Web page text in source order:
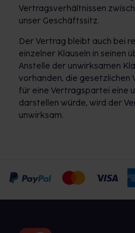
Vertragsverhältnissen
unser Geschäftssitz.
Der Vertrag bleibt auch bei
einzelner Klauseln in seinen
Anstelle der unwirksamen
vorhanden, die gesetzlichen
für eine Vertragspartei eine
darstellen würde, wird der
unwirksam.